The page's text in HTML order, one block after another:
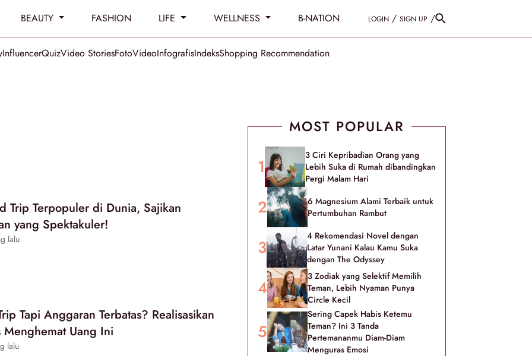
BEAUTY FASHION LIFE WELLNESS B-NATION LOGIN / SIGN UP /
InfluencerQuizVideo StoriesFotoVideoInfografisIndeksShopping Recommendation
Trip Terpopuler di Dunia, Sajikan
yang Spektakuler!
lalu
Tapi Anggaran Terbatas? Realisasikan
Uang Ini
lalu
MOST POPULAR
3 Ciri Kepribadian Orang yang
Lebih Suka di Rumah dibandingkan
Pergi Malam Hari
6 Magnesium Alami Terbaik untuk
Pertumbuhan Rambut
4 Rekomendasi Novel dengan
Latar Yunani Kalau Kamu Suka
dengan The Odyssey
3 Zodiak yang Selektif Memilih
Teman, Lebih Nyaman Punya
Circle Kecil
Sering Capek Habis Ketemu
Teman? Ini 3 Tanda
Pertemananmu Diam-Diam
Menguras Emosi